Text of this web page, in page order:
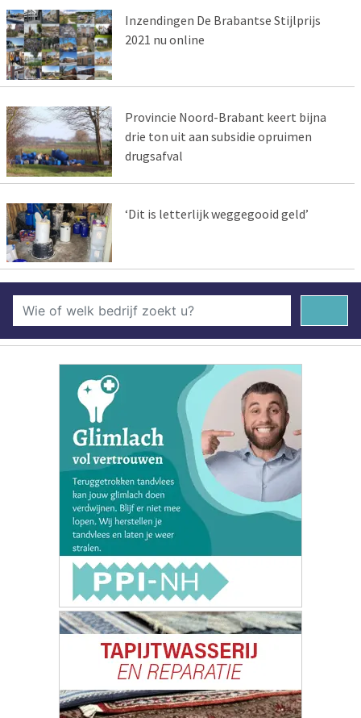
Inzendingen De Brabantse Stijlprijs
2021 nu online
Provincie Noord-Brabant keert bijna
drie ton uit aan subsidie opruimen
drugsafval
‘Dit is letterlijk weggegooid geld’